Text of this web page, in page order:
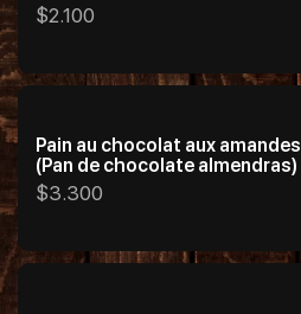
$2.100
Pain au chocolat aux amandes
(Pan de chocolate almendras)
$3.300